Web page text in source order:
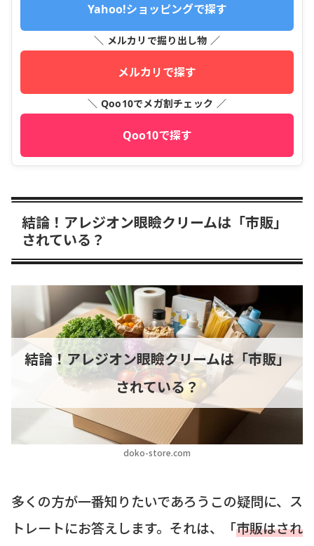
Yahoo!ショッピングで探す
＼ メルカリで掘り出し物 ／
メルカリで探す
＼ Qoo10でメガ割チェック ／
Qoo10で探す
結論！アレジオン眼瞼クリームは「市販」
されている？
doko-store.com
結論！アレジオン眼瞼クリームは「市販」
されている？
多くの方が一番知りたいであろうこの疑問に、ス
トレートにお答えします。それは、「市販はされ